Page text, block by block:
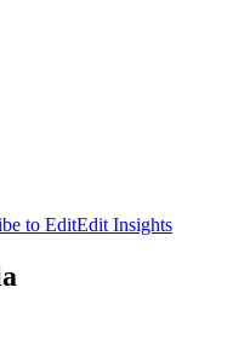
to EditEdit Insights